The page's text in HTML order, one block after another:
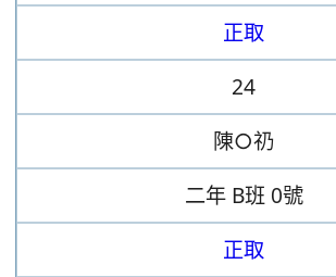
正取
24
陳○礽
二年 B班 0號
正取